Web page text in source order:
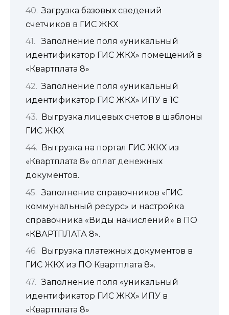
Загрузка базовых сведений
счетчиков в ГИС ЖКХ
Заполнение поля «уникальный
идентификатор ГИС ЖКХ» помещений в
«Квартплата 8»
Заполнение поля «уникальный
идентификатор ГИС ЖКХ» ИПУ в 1С
Выгрузка лицевых счетов в шаблоны
ГИС ЖКХ
Выгрузка на портал ГИС ЖКХ из
«Квартплата 8» оплат денежных
документов.
Заполнение справочников «ГИС
коммунальный ресурс» и настройка
справочника «Виды начислений» в ПО
«КВАРТПЛАТА 8».
Выгрузка платежных документов в
ГИС ЖКХ из ПО Квартплата 8».
Заполнение поля «уникальный
идентификатор ГИС ЖКХ» ИПУ в
«Квартплата 8»